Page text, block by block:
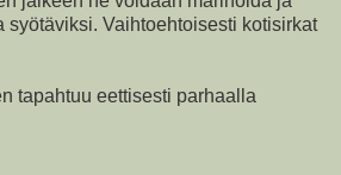
syötäviksi. Vaihtoehtoisesti kotisirkat
tapahtuu eettisesti parhaalla